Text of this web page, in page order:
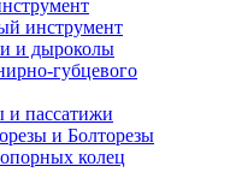
инструмент
и дыроколы
губцевого
и пассатижи
и Болторезы
колец